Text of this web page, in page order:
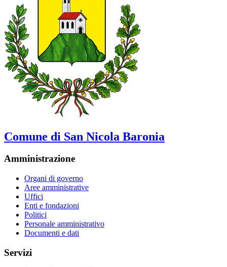
Comune di San Nicola Baronia
Amministrazione
Organi di governo
Aree amministrative
Uffici
Enti e fondazioni
Politici
Personale amministrativo
Documenti e dati
Servizi